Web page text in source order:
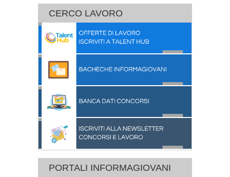
CERCO LAVORO
PORTALI INFORMAGIOVANI